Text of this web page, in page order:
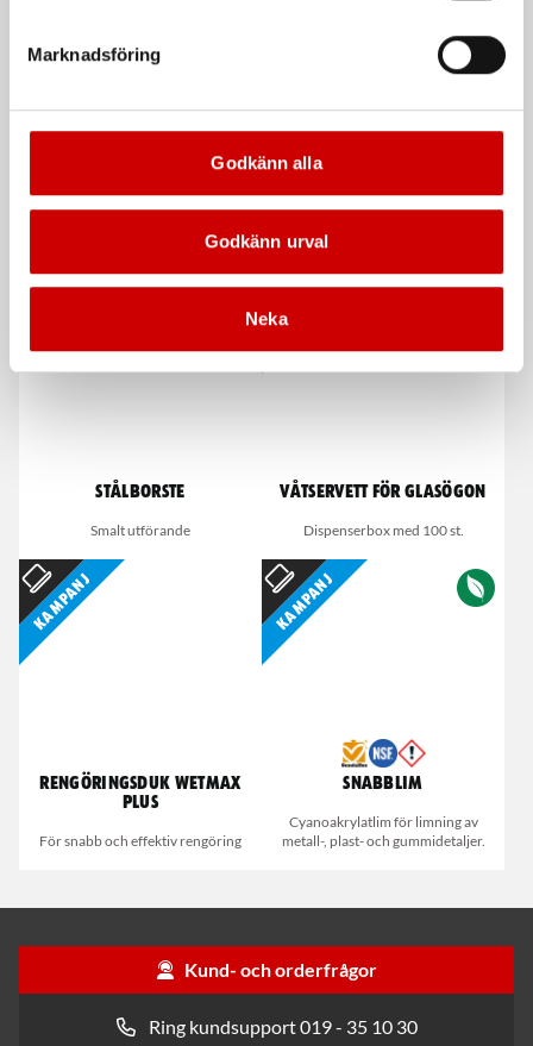
Marknadsföring
Godkänn alla
Godkänn urval
Neka
60% modakryl, 39% bomull, 1%
Sweatshirt Multinorm
37% FR polyester, 37% modakryl,
25% bomull, 1% antistat
Stålborste
Smalt utförande
Kampanj
Våtservett för glasögon
Dispenserbox med 100 st.
Kampanj
Rengöringsduk Wetmax
Plus
För snabb och effektiv rengöring
Kampanj
Snabblim
Cyanoakrylatlim för limning av
metall-, plast- och gummidetaljer.
Kund- och orderfrågor
Ring kundsupport 019 - 35 10 30